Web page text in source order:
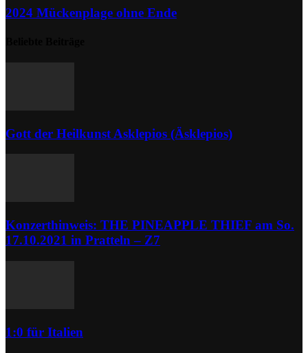
2024 Mückenplage ohne Ende
Gott der Heilkunst Asklepios (Äsklepios)
Konzerthinweis: THE PINEAPPLE THIEF am So.
17.10.2021 in Pratteln – Z7
1:0 für Italien